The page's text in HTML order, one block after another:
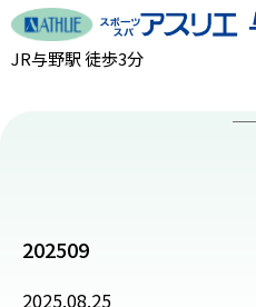
JR与野駅 徒歩3分
202509
2025.08.25